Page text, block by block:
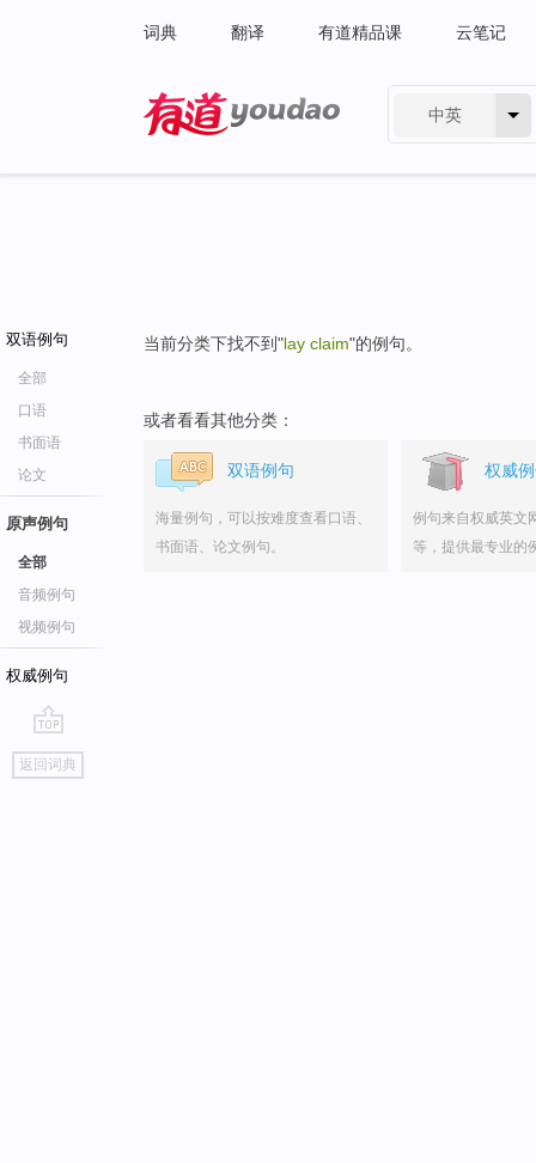
词典 翻译 有道精品课 云笔记
中英
双语例句
全部
口语
书面语
论文
原声例句
全部
音频例句
视频例句
权威例句
go
top
返回词典
当前分类下找不到"lay claim"的例句。
或者看看其他分类：
双语例句
海量例句，可以按难度查看口语、
书面语、论文例句。
权威
例句来自权威英文
等，提供最专业的